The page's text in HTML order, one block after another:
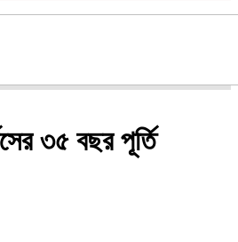
৩৫ বছর পূর্তি